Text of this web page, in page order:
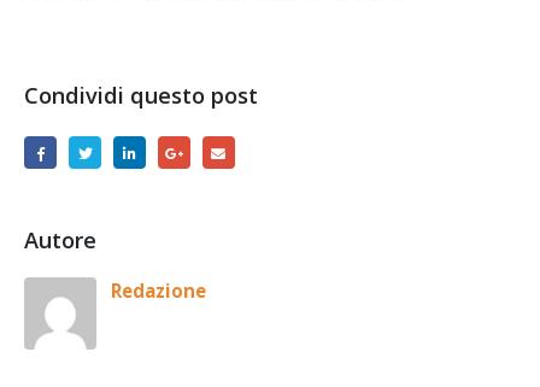
Condividi questo post
Autore
Redazione